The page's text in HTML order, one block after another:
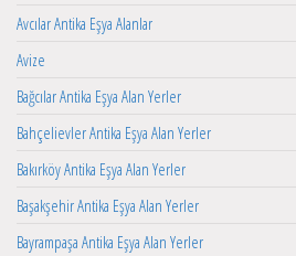
Avcılar Antika Eşya Alanlar
Avize
Bağcılar Antika Eşya Alan Yerler
Bahçelievler Antika Eşya Alan Yerler
Bakırköy Antika Eşya Alan Yerler
Başakşehir Antika Eşya Alan Yerler
Bayrampaşa Antika Eşya Alan Yerler